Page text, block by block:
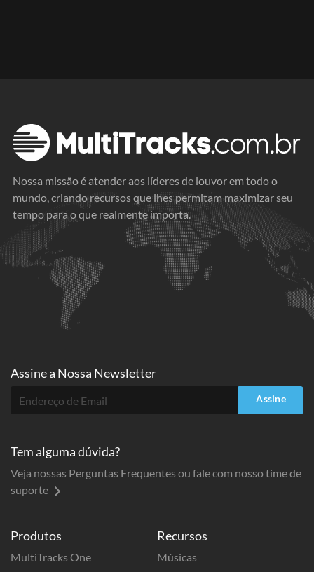
Nossa missão é atender aos líderes de louvor em todo o
mundo, criando recursos que lhes permitam maximizar seu
tempo para o que realmente importa.
Produtos
MultiTracks One
Recursos
Músicas
Assine a Nossa Newsletter
Assine
Tem alguma dúvida?
Veja nossas Perguntas Frequentes ou fale com nosso time de
suporte